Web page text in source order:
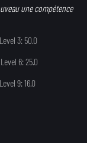
une compétence
Level 3: 50.0
Level 6: 25.0
Level 9: 16.0